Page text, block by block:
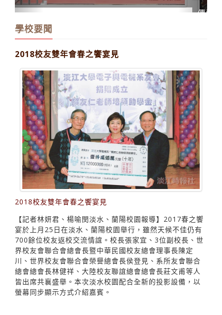
傳愛 高千媛頒高李綢獎助金
學校要聞
2018校友雙年會春之饗宴見
2018校友雙年會春之饗宴見
【記者林妍君、楊喻閔淡水、蘭陽校園報導】2017春之饗
宴於上月25日在淡水、蘭陽校園舉行，雖然天候不佳仍有
700餘位校友返校交流情誼。校長張家宜、3位副校長、世
界校友會聯合會總會長暨中華民國校友總會理事長陳定
川、世界校友會聯合會榮譽總會長侯登見、系所友會聯合
總會總會長林健祥、大陸校友聯誼總會總會長莊文甫等人
皆出席共襄盛舉。本次淡水校園配合全新的投影設備，以
螢幕同步顯示方式介紹嘉賓。